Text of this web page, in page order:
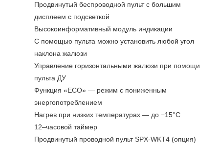
Продвинутый беспроводной пульт с большим
дисплеем с подсветкой
Высокоинформативный модуль индикации
С помощью пульта можно установить любой угол
наклона жалюзи
Управление горизонтальными жалюзи при помощи
пульта ДУ
Функция «ECO» — режим с пониженным
энергопотреблением
Нагрев при низких температурах — до −15°С
12–часовой таймер
Продвинутый проводной пульт SPX-WKT4 (опция)